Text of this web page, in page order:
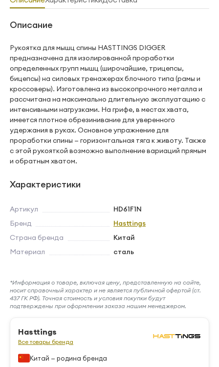
Описание
Рукоятка для мышц спины HASTTINGS DIGGER
предназначена для изолированной проработки
определенных групп мышц (широчайшие, трицепсы,
бицепсы) на силовых тренажерах блочного типа (рамы и
кроссоверы). Изготовлена из высокопрочного металла и
рассчитана на максимально длительную эксплуатацию с
интенсивными нагрузками. На грифе, в местах хвата,
имеется плотное обрезинивание для уверенного
удержания в руках. Основное упражнение для
проработки спины — горизонтальная тяга к животу. Также
с этой рукояткой возможно выполнение вариаций прямым
и обратным хватом.
Характеристики
Артикул
HD61F1N
Бренд
Hasttings
Страна бренда
Китай
Материал
сталь
*Информация о товаре, включая цену, представленную на сайте,
носит справочный характер и не является публичной офертой (ст.
437 ГК РФ). Точная стоимость и условия покупки будут
подтверждены при оформлении заказа нашим менеджером.
Hasttings
Все товары бренда
Китай — родина бренда